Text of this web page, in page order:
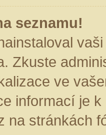
seznamu!
Zkuste
ve
informací je
na stránkách